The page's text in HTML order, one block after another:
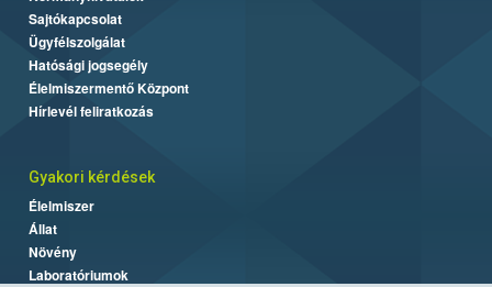
Sajtókapcsolat
Ügyfélszolgálat
Hatósági jogsegély
Élelmiszermentő Központ
Hírlevél feliratkozás
Gyakori kérdések
Élelmiszer
Állat
Növény
Laboratóriumok